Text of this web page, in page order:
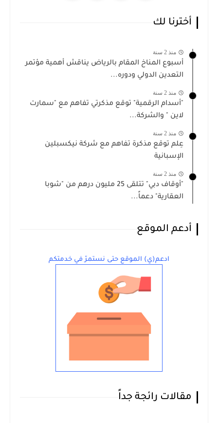
أخترنا لك
منذ 2 سنة
أسبوع المناخ المقام بالرياض يناقش أهمية مؤتمر
التعدين الدولي ودوره...
منذ 2 سنة
"أسدام الرقمية" توقع مذكرتي تفاهم مع "سمارت
لاين " والشركة...
منذ 2 سنة
عِلم توقع مذكرة تفاهم مع شركة نيكسبلين
الإسبانية
منذ 2 سنة
"أوقاف دبي" تتلقى 25 مليون درهم من "شوبا
العقارية" دعماً...
أدعم الموقع
ادعم(ي) الموقع حتى نستمرّ في خدمتكم
مقالات رائجة جداً